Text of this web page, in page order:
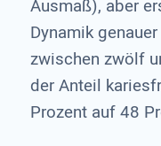
Ausmaß), aber
Dynamik
zwischen zwölf
der Anteil
Prozent auf 48